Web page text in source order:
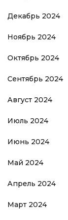
Декабрь 2024
Ноябрь 2024
Октябрь 2024
Сентябрь 2024
Август 2024
Июль 2024
Июнь 2024
Май 2024
Апрель 2024
Март 2024